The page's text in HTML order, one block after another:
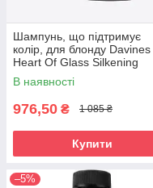
Шампунь, що підтримує
колір, для блонду Davines
Heart Of Glass Silkening
Shampoo 250 мл
В наявності
976,50 ₴ 1 085 ₴
Купити
–5%